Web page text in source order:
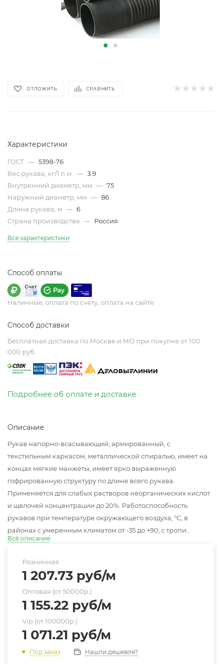
ОТЛОЖИТЬ СРАВНИТЬ
Характеристики
ГОСТ — 5398-76
Вес рукава, кг/1 п.м.
— 3.9
Внутренний диаметр, мм — 75
Наружный диаметр, мм — 86
Длина рукава, м — 6
Страна производства — Россия
Все характеристики
Способ оплаты
Наличные, оплата по счету, оплата на сайте
Способ доставки
Бесплатная доставка по Москве и МО при покупке от 100
000 руб.
Подробнее об оплате и доставке
Описание
Рукав напорно-всасывающий, армированный, с
текстильным каркасом, металлической спиралью, имеет на
концах мягкие манжеты, имеет ярко выраженную
гофрированную структуру по длине всего рукава.
Применяется для слабых растворов неорганических кислот
и щелочей концентрации до 20%. Работоспособность
рукавов при температуре окружающего воздуха, °C, в
районах с умеренным климатом от -35 до +90; с тропи...
Всё описание
Розничная
1 207.73 руб/м
Оптовая (от 50000р.)
1 155.22 руб/м
Vip (от 100000р.)
1 071.21 руб/м
Под заказ Нашли дешевле?